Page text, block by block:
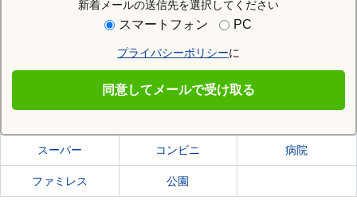
新着メールの送信先を選択してください
スマートフォン PC
プライバシーポリシーに
同意してメールで受け取る
住む街研究所で京都市左京区の情報を見る
京都市左京区の施設一覧
スーパー コンビニ 病院
ファミレス 公園